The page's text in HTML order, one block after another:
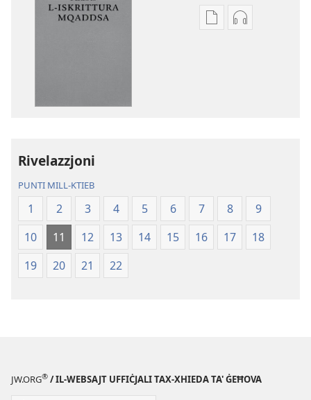
Għażliet
l-
Iskrittura
Għażliet
Ġdida
taʼ
Rivelazzjoni
PUNTI MILL-KTIEB
1 2 3 4 5 6 7 8
9
10
11 12 13 14 15 16 17
18
19
20 21 22
JW.ORG® / IL-WEBSAJT UFFIĊJALI TAX-XHIEDA TA' ĠEĦOVA